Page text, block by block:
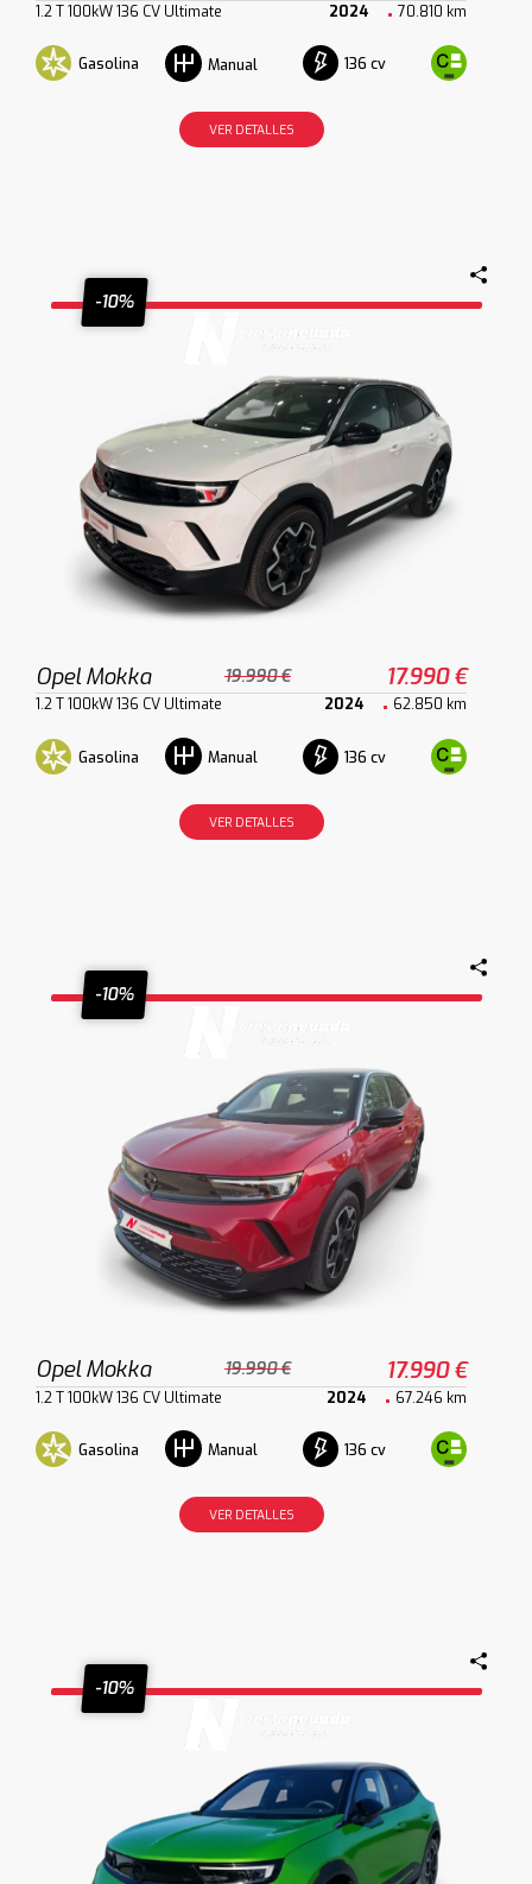
1.2 T 100kW 136 CV Ultimate 2024 70.810 km
Gasolina Manual 136 cv
VER DETALLES
-10%
Opel Mokka 19.990 € 17.990 €
1.2 T 100kW 136 CV Ultimate 2024 62.850 km
Gasolina Manual 136 cv
VER DETALLES
-10%
Opel Mokka 19.990 € 17.990 €
1.2 T 100kW 136 CV Ultimate 2024 67.246 km
Gasolina Manual 136 cv
VER DETALLES
-10%